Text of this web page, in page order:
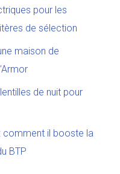
pour les
de sélection
maison de
de nuit pour
comment il booste la
BTP